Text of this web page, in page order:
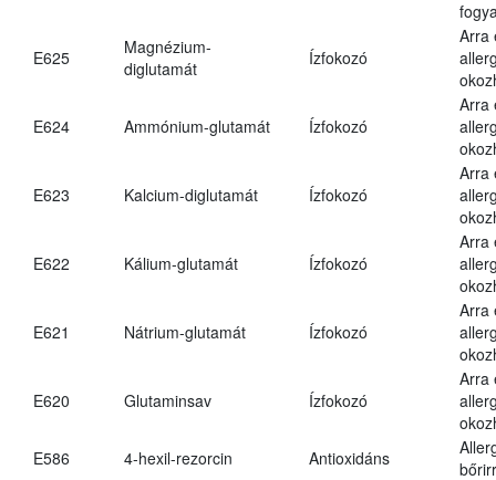
E625
Magnézium-
diglutamát
Ízfokozó
Arra
E624 Ammónium-glutamát Ízfokozó
Arra
E623 Kalcium-diglutamát Ízfokozó
Arra
E622 Kálium-glutamát Ízfokozó
Arra
E621 Nátrium-glutamát Ízfokozó
Arra
E620 Glutaminsav Ízfokozó
Arra
E586
4-hexil-rezorcin Antioxidáns